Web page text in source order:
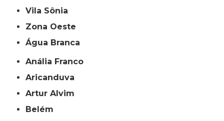
Vila Sônia
Zona Oeste
Água Branca
Anália Franco
Aricanduva
Artur Alvim
Belém